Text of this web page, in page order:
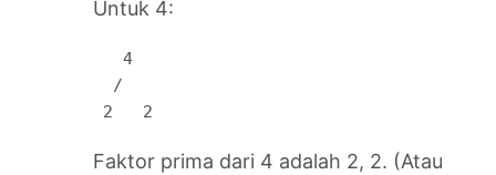
Untuk 4:
   4
  /
2   2
Faktor prima dari 4 adalah 2, 2. (Atau